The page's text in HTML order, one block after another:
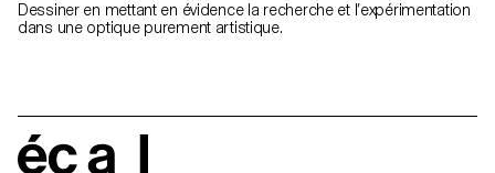
Dessiner en mettant en évidence la recherche et l’expérimentation
dans une optique purement artistique.